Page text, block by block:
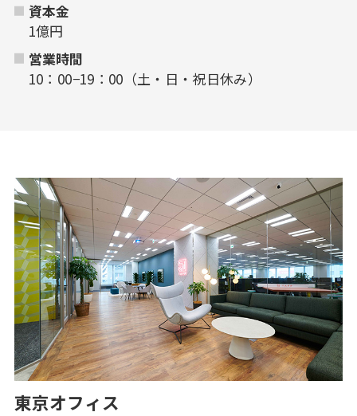
資本金
1億円
営業時間
10：00−19：00（土・日・祝日休み）
東京オフィス